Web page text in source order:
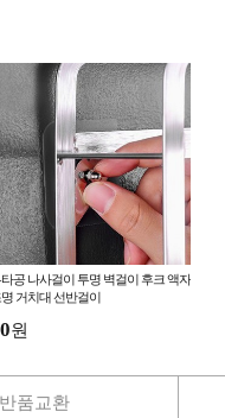
공 나사걸이 투명 벽걸이 후크 액자
거치대 선반걸이
원
반품교환